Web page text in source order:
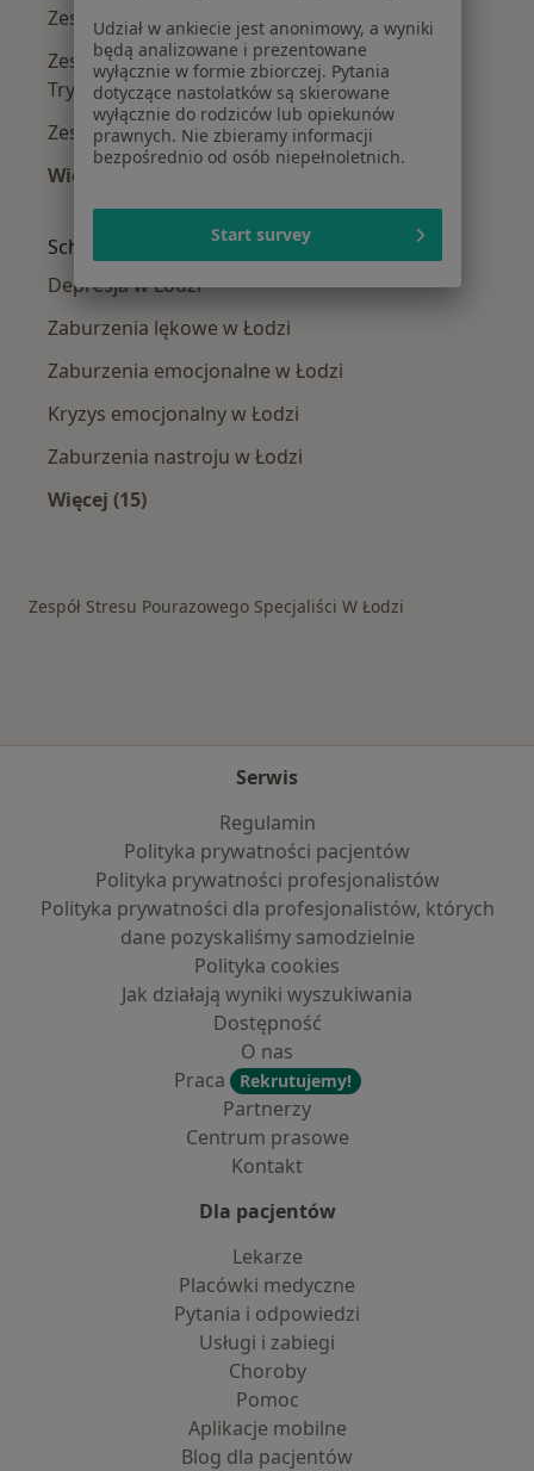
Zespół stresu pourazowego w Zgierzu
Zespół stresu pourazowego w Piotrkowie
Trybunalskim
Zespół stresu pourazowego w Ozorkowie
Więcej (11)
Więcej w kategorii: W pobliżu Łodzi
Schorzenia w Łodzi
Depresja w Łodzi
Zaburzenia lękowe w Łodzi
Zaburzenia emocjonalne w Łodzi
Kryzys emocjonalny w Łodzi
Zaburzenia nastroju w Łodzi
Więcej (15)
Zespół Stresu Pourazowego Specjaliści W Łodzi
Serwis
Regulamin
Polityka prywatności pacjentów
Polityka prywatności profesjonalistów
Polityka prywatności dla profesjonalistów, których
dane pozyskaliśmy samodzielnie
Polityka cookies
Jak działają wyniki wyszukiwania
Dostępność
O nas
Praca
Rekrutujemy!
Partnerzy
Centrum prasowe
Kontakt
Dla pacjentów
Lekarze
Placówki medyczne
Pytania i odpowiedzi
Usługi i zabiegi
Choroby
Pomoc
Aplikacje mobilne
Blog dla pacjentów
Udział w ankiecie jest anonimowy, a wyniki
będą analizowane i prezentowane
wyłącznie w formie zbiorczej. Pytania
dotyczące nastolatków są skierowane
wyłącznie do rodziców lub opiekunów
prawnych. Nie zbieramy informacji
bezpośrednio od osób niepełnoletnich.
Start survey